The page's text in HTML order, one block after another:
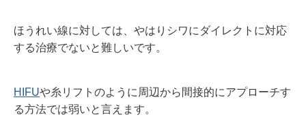
ほうれい線に対しては、やはりシワにダイレクトに対応
する治療でないと難しいです。
HIFUや糸リフトのように周辺から間接的にアプローチす
る方法では弱いと言えます。